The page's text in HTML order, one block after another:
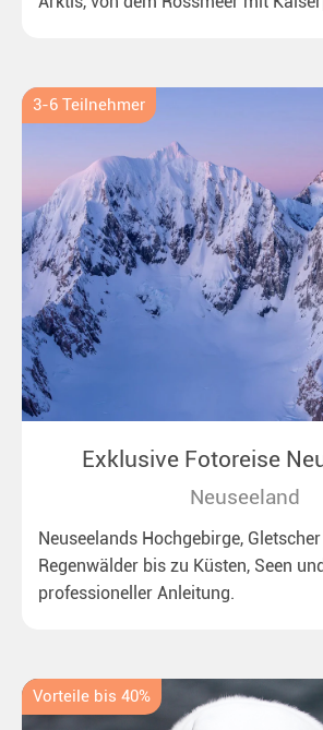
3-6 Teilnehmer
Exklusive Fotoreise
Neuseeland
Neuseelands Hochgebirge,
Regenwälder bis zu Küsten, Seen
professioneller Anleitung.
Vorteile bis 40%